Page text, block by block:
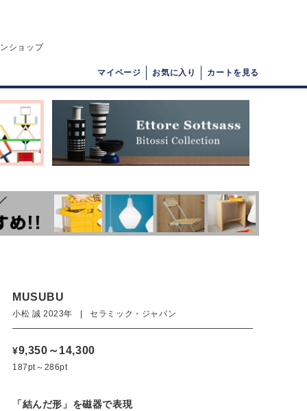
ショップ
マイページ お気に入り カートを見る
MUSUBU
小松 誠 2023年 | セラミック・ジャパン
¥9,350～14,300
187pt～286pt
「結んだ形」を磁器で表現